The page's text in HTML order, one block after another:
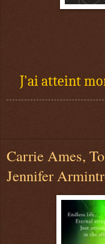
J'ai atteint
Carrie Ames,
Jennifer